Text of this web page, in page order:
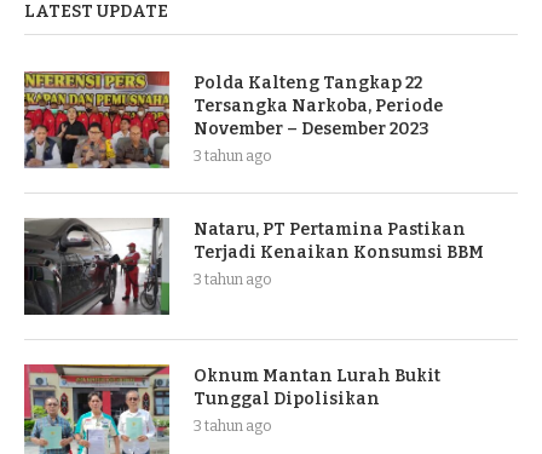
LATEST UPDATE
Polda Kalteng Tangkap 22
Tersangka Narkoba, Periode
November – Desember 2023
3 tahun ago
Nataru, PT Pertamina Pastikan
Terjadi Kenaikan Konsumsi BBM
3 tahun ago
Oknum Mantan Lurah Bukit
Tunggal Dipolisikan
3 tahun ago